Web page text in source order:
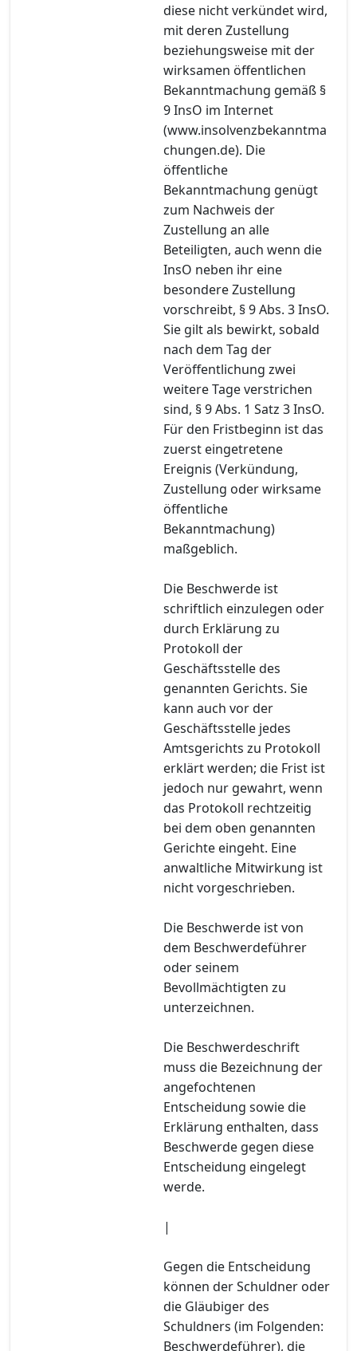
diese nicht verkündet wird,
mit deren Zustellung
beziehungsweise mit der
wirksamen öffentlichen
Bekanntmachung gemäß §
9 InsO im Internet
(www.insolvenzbekanntma
chungen.de). Die
öffentliche
Bekanntmachung genügt
zum Nachweis der
Zustellung an alle
Beteiligten, auch wenn die
InsO neben ihr eine
besondere Zustellung
vorschreibt, § 9 Abs. 3 InsO.
Sie gilt als bewirkt, sobald
nach dem Tag der
Veröffentlichung zwei
weitere Tage verstrichen
sind, § 9 Abs. 1 Satz 3 InsO.
Für den Fristbeginn ist das
zuerst eingetretene
Ereignis (Verkündung,
Zustellung oder wirksame
öffentliche
Bekanntmachung)
maßgeblich.
Die Beschwerde ist
schriftlich einzulegen oder
durch Erklärung zu
Protokoll der
Geschäftsstelle des
genannten Gerichts. Sie
kann auch vor der
Geschäftsstelle jedes
Amtsgerichts zu Protokoll
erklärt werden; die Frist ist
jedoch nur gewahrt, wenn
das Protokoll rechtzeitig
bei dem oben genannten
Gerichte eingeht. Eine
anwaltliche Mitwirkung ist
nicht vorgeschrieben.
Die Beschwerde ist von
dem Beschwerdeführer
oder seinem
Bevollmächtigten zu
unterzeichnen.
Die Beschwerdeschrift
muss die Bezeichnung der
angefochtenen
Entscheidung sowie die
Erklärung enthalten, dass
Beschwerde gegen diese
Entscheidung eingelegt
werde.
|
Gegen die Entscheidung
können der Schuldner oder
die Gläubiger des
Schuldners (im Folgenden:
Beschwerdeführer), die